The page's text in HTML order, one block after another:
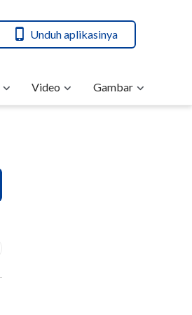
Unduh aplikasinya
Video Gambar